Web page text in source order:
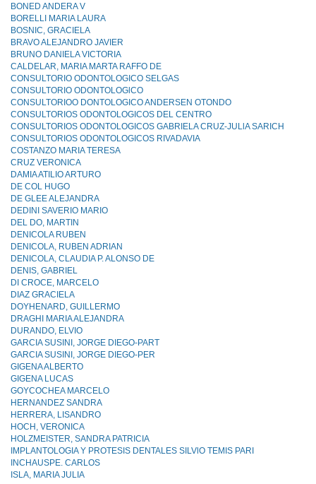
BONED ANDERA V
BORELLI MARIA LAURA
BOSNIC, GRACIELA
BRAVO ALEJANDRO JAVIER
BRUNO DANIELA VICTORIA
CALDELAR, MARIA MARTA RAFFO DE
CONSULTORIO ODONTOLOGICO SELGAS
CONSULTORIO ODONTOLOGlCO
CONSULTORIOO DONTOLOGICO ANDERSEN OTONDO
CONSULTORIOS ODONTOLOGICOS DEL CENTRO
CONSULTORIOS ODONTOLOGICOS GABRIELA CRUZ-JULlA SARICH
CONSULTORIOS ODONTOLOGICOS RIVADAVIA
COSTANZO MARIA TERESA
CRUZ VERONICA
DAMIA ATILIO ARTURO
DE COL HUGO
DE GLEE ALEJANDRA
DEDINI SAVERIO MARIO
DEL DO, MARTIN
DENICOLA RUBEN
DENICOLA, RUBEN ADRIAN
DENICOLA, CLAUDIA P. ALONSO DE
DENIS, GABRIEL
DI CROCE, MARCELO
DIAZ GRACIELA
DOYHENARD, GUILLERMO
DRAGHI MARIA ALEJANDRA
DURANDO, ELVIO
GARCIA SUSINI, JORGE DIEGO-PART
GARCIA SUSINI, JORGE DIEGO-PER
GIGENA ALBERTO
GIGENA LUCAS
GOYCOCHEA MARCELO
HERNANDEZ SANDRA
HERRERA, LISANDRO
HOCH, VERONICA
HOLZMEISTER, SANDRA PATRICIA
IMPLANTOLOGIA Y PROTESIS DENTALES SILVlO TEMIS PARI
INCHAUSPE. CARLOS
ISLA, MARIA JULIA